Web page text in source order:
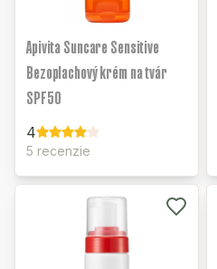
Apivita Suncare Sensitive
Bezoplachový krém na tvár
SPF50
4
5 recenzie